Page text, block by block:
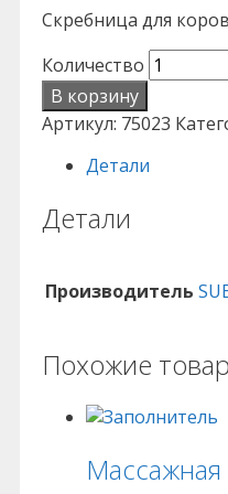
Скребница для
Количество
В корзину
Артикул: 75023
Детали
Детали
Производитель
Похожие
Массажная